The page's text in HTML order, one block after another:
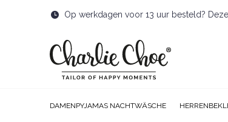
DAMENPYJAMAS NACHTWÄSCHE
Op werkdagen voor 13 uur besteld?